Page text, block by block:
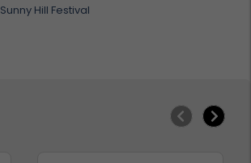
Sunny Hill Festival